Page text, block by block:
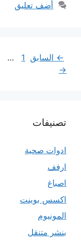
أضف تعليق
← السابق Page
1
…
→
تصنيفات
ادوات صحية
ارفف
اصباغ
اكسس بوينت
المونيوم
بنشر متنقل